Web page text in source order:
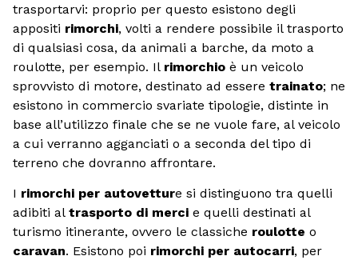
trasportarvi: proprio per questo esistono degli
appositi rimorchi, volti a rendere possibile il trasporto
di qualsiasi cosa, da animali a barche, da moto a
roulotte, per esempio. Il rimorchio è un veicolo
sprovvisto di motore, destinato ad essere trainato; ne
esistono in commercio svariate tipologie, distinte in
base all’utilizzo finale che se ne vuole fare, al veicolo
a cui verranno agganciati o a seconda del tipo di
terreno che dovranno affrontare.
I rimorchi per autovetture si distinguono tra quelli
adibiti al trasporto di merci e quelli destinati al
turismo itinerante, ovvero le classiche roulotte o
caravan. Esistono poi rimorchi per autocarri, per